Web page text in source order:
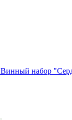
Винный набор